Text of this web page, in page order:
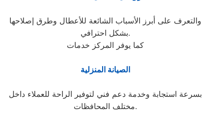
والتعرف على أبرز الأسباب الشائعة للأعطال وطرق إصلاحها
بشكل احترافي.
كما يوفر المركز خدمات
الصيانة المنزلية
بسرعة استجابة وخدمة دعم فني لتوفير الراحة للعملاء داخل
مختلف المحافظات.